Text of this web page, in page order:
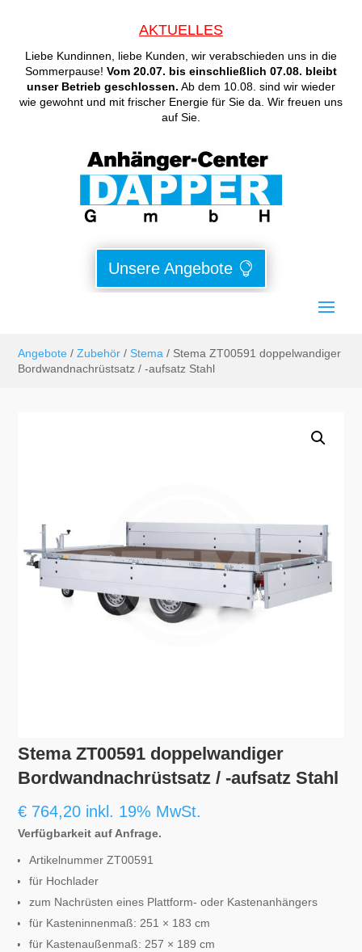
AKTUELLES
Liebe Kundinnen, liebe Kunden, wir verabschieden uns in die
Sommerpause! Vom 20.07. bis einschließlich 07.08. bleibt
unser Betrieb geschlossen. Ab dem 10.08. sind wir wieder
wie gewohnt und mit frischer Energie für Sie da. Wir freuen uns
auf Sie.
Unsere Angebote
Angebote /Zubehör /Stema / Stema ZT00591 doppelwandiger
Bordwandnachrüstsatz / -aufsatz Stahl
Stema ZT00591 doppelwandiger
Bordwandnachrüstsatz / -aufsatz Stahl
€ 764,20 inkl. 19% MwSt.
Verfügbarkeit auf Anfrage.
Artikelnummer ZT00591
für Hochlader
zum Nachrüsten eines Plattform- oder Kastenanhängers
für Kasteninnenmaß: 251 × 183 cm
für Kastenaußenmaß: 257 × 189 cm